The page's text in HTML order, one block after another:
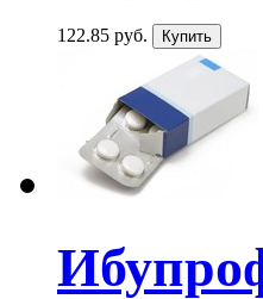
122.85 руб.